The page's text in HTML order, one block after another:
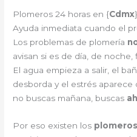
Plomeros 24 horas en {Cdmx}
Ayuda inmediata cuando el
Los problemas de plomería
avisan si es de día, de
El agua empieza a salir, el
desborda y el estrés
no buscas mañana, buscas
Por eso existen los